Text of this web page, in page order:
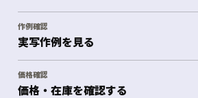
作例確認
実写作例を見る
価格確認
価格・在庫を確認する